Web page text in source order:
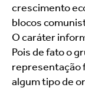
crescimento
blocos
O caráter
Pois de fato o
representação
algum tipo de